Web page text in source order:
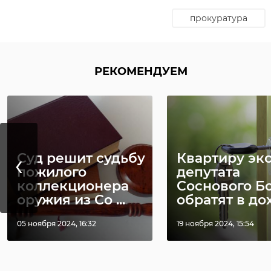
прокуратура
РЕКОМЕНДУЕМ
Суд решит судьбу
пожилого
коллекционера
оружия из Со ...
05 ноября 2024, 16:32
Квартиру
депутата
Соснового
обратят в
19 ноября 2024, 15:54
‹
выдворены за
задержаны семь
выдворением.
Сотрудники
Кингисеппского
рубежей страны